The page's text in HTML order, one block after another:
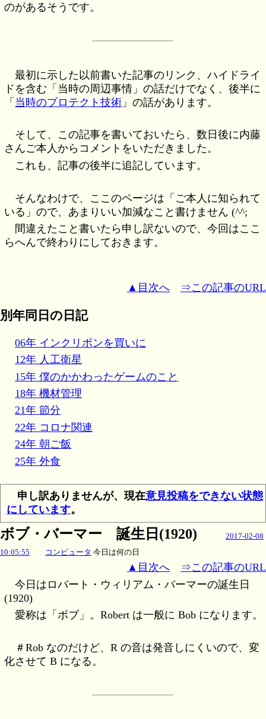
のがあるそうです。
最初に示した以前書いた記事のリンク、ハイドライ
ドを含む「当時の周辺事情」の話だけでなく、後半に
「 当時のプロテクト技術 」の話があります。
そして、この記事を書いておいたら、数日後に内藤
さんご本人からコメントをいただきました。
これも、記事の後半に追記しています。
そんなわけで、ここのページは「ご本人に知られて
いる」ので、あまりいい加減なこと書けません (^^;
間違えたこと書いたら申し訳ないので、今回はここ
らへんで終わりにしておきます。
▲目次へ ⇒この記事のURL
別年同日の日記
06年 インクリボンを買いに
12年 人工衛星
15年 僕のかかわったゲームのこと
18年 機材管理
21年 節分
22年 コロナ関連
24年 朝ご飯
25年 外食
申し訳ありませんが、現在意見投稿をできない状態
にしています。
ボブ・バーマー 誕生日(1920)
2017-02-08
10:05:55
コンピュータ 今日は何の日
▲目次へ
⇒この記事のURL
今日はロバート・ウィリアム・バーマーの誕生日
(1920)
愛称は「ボブ」。Robert は一般に Bob になります。
＃Rob なのだけど、R の音は発音しにくいので、変
化させて B になる。